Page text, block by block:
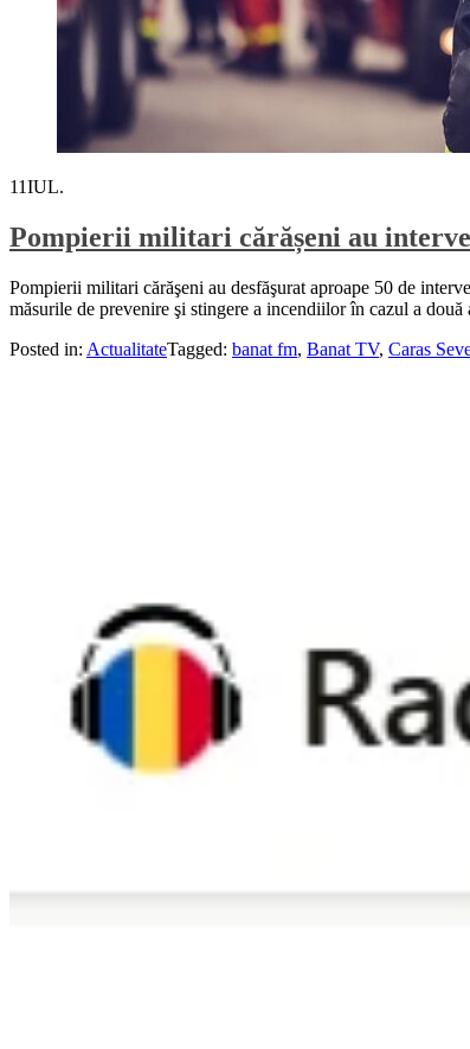
11IUL.
Pompierii militari cărășeni au
Pompierii militari cărăşeni au desfăşurat aproape 50 de
măsurile de prevenire şi stingere a incendiilor în cazul a
Posted in: ActualitateTagged: banat fm, Banat TV, Caras